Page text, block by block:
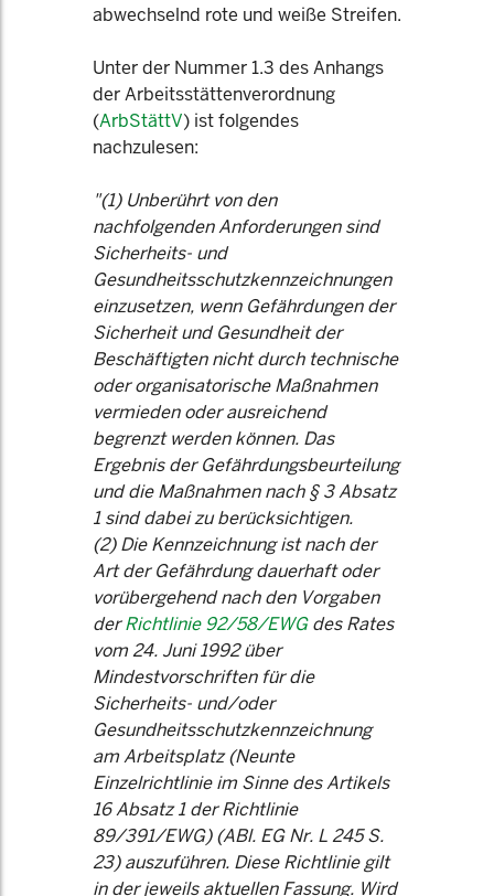
abwechselnd rote und weiße Streifen.
Unter der Nummer 1.3 des Anhangs
der Arbeitsstättenverordnung
(ArbStättV) ist folgendes
nachzulesen:
"(1) Unberührt von den
nachfolgenden Anforderungen sind
Sicherheits- und
Gesundheitsschutzkennzeichnungen
einzusetzen, wenn Gefährdungen der
Sicherheit und Gesundheit der
Beschäftigten nicht durch technische
oder organisatorische Maßnahmen
vermieden oder ausreichend
begrenzt werden können. Das
Ergebnis der Gefährdungsbeurteilung
und die Maßnahmen nach § 3 Absatz
1 sind dabei zu berücksichtigen.
(2) Die Kennzeichnung ist nach der
Art der Gefährdung dauerhaft oder
vorübergehend nach den Vorgaben
derRichtlinie 92/58/EWGdes Rates
vom 24. Juni 1992 über
Mindestvorschriften für die
Sicherheits- und/oder
Gesundheitsschutzkennzeichnung
am Arbeitsplatz (Neunte
Einzelrichtlinie im Sinne des Artikels
16 Absatz 1 der Richtlinie
89/391/EWG) (ABl. EG Nr. L 245 S.
23) auszuführen. Diese Richtlinie gilt
in der jeweils aktuellen Fassung. Wird